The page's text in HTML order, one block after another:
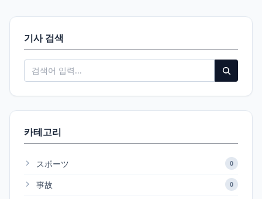
기사 검색
카테고리
スポーツ 0
事故 0